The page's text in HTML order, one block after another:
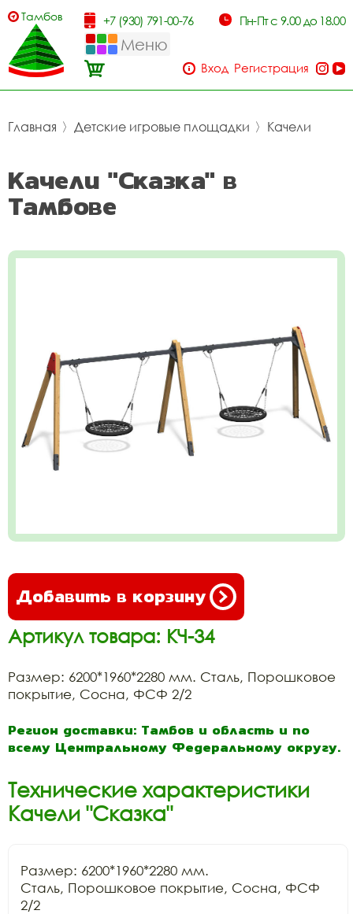
Тамбов +7 (930) 791-00-76 Пн-Пт с 9.00 до 18.00
Меню
Вход Регистрация
Главная 〉 Детские игровые площадки 〉 Качели
Качели "Сказка" в
Тамбове
Добавить в корзину
Артикул товара: КЧ-34
Размер: 6200*1960*2280 мм. Сталь, Порошковое
покрытие, Сосна, ФСФ 2/2
Регион доставки: Тамбов и область и по
всему Центральному Федеральному округу.
Технические характеристики
Качели "Сказка"
Размер: 6200*1960*2280 мм.
Сталь, Порошковое покрытие, Сосна, ФСФ
2/2